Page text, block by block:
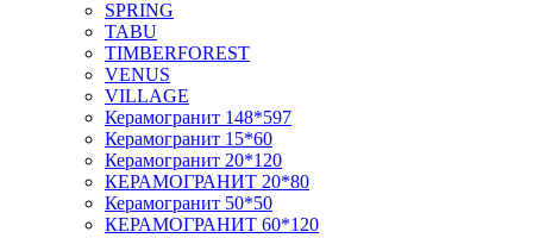
SPRING
TABU
TIMBERFOREST
VENUS
VILLAGE
Керамогранит 148*597
Керамогранит 15*60
Керамогранит 20*120
КЕРАМОГРАНИТ 20*80
Керамогранит 50*50
КЕРАМОГРАНИТ 60*120